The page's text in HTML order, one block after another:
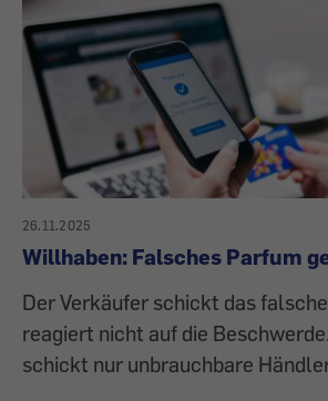
26.11.2025
Willhaben: Falsches Parfum
Der Verkäufer schickt das
reagiert nicht auf die
schickt nur unbrauchbare